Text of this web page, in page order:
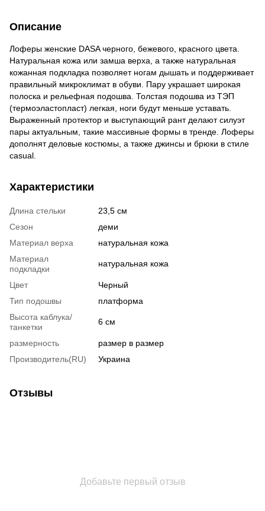
Описание
Лоферы женские DASA черного, бежевого, красного цвета.
Натуральная кожа или замша верха, а также натуральная
кожанная подкладка позволяет ногам дышать и поддерживает
правильный микроклимат в обуви. Пару украшает широкая
полоска и рельефная подошва. Толстая подошва из ТЭП
(термоэластопласт) легкая, ноги будут меньше уставать.
Выраженный протектор и выступающий рант делают силуэт
пары актуальным, такие массивные формы в тренде. Лоферы
дополнят деловые костюмы, а также джинсы и брюки в стиле
casual.
Характеристики
Длина стельки
23,5 см
Сезон
деми
Материал верха
натуральная кожа
Материал
подкладки
натуральная кожа
Цвет
Черный
Тип подошвы
платформа
Высота каблука/
танкетки
6 см
размерность
размер в размер
Производитель(RU)
Украина
Отзывы
Добавьте первый отзыв